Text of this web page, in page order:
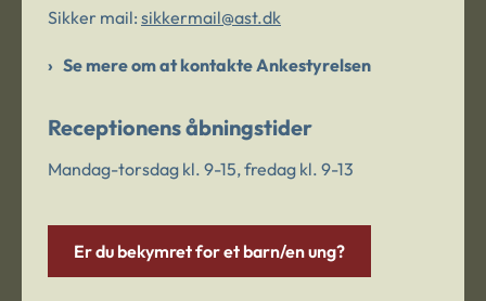
Sikker mail: sikkermail@ast.dk
Se mere om at kontakte Ankestyrelsen
Receptionens åbningstider
Mandag-torsdag kl. 9-15, fredag kl. 9-13
Er du bekymret for et barn/en ung?